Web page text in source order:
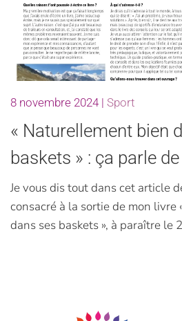
8 novembre 2024| Sport
« Naturellement bien
baskets » : ça parle
Je vous dis tout dans cet article
consacré à la sortie de mon
dans ses baskets », à paraître le